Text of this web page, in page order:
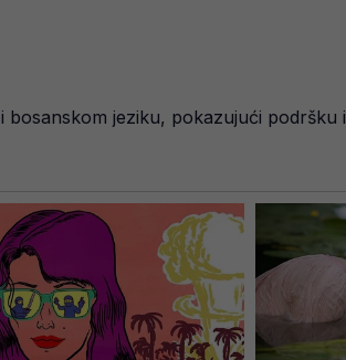
jeziku, pokazujući podršku